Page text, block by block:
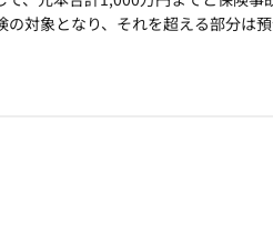
対象となり、それを超える部分は